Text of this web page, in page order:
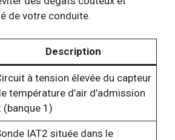
de votre conduite.
Description
à tension élevée du capteur
température d’air d’admission
(banque 1)
IAT2 située dans le